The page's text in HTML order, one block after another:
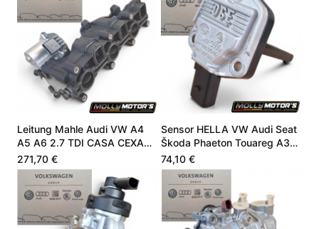
Leitung Mahle Audi VW A4
A5 A6 2.7 TDI CASA CEXA
059129711DC
271,70 €
Sensor HELLA VW Audi Seat
Škoda Phaeton Touareg A3
4.9 06E907660
74,10 €